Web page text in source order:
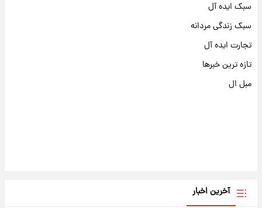
سبک ایده آل
سبک زندگی مردانه
تجارت ایده آل
تازه ترین خبرها
مبل ال
آخرین اخبار